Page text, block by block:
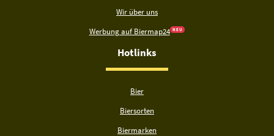
Wir über uns
Werbung auf Biermap24 N E U
Hotlinks
Bier
Biersorten
Biermarken